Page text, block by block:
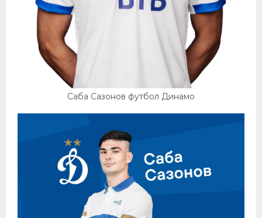
Саба Сазонов футбол Динамо
Конькобежный спорт
Тренажеры
Интерьер квартиры